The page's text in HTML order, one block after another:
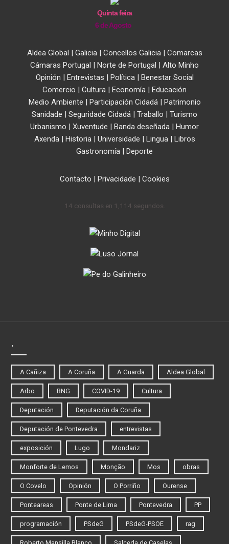
Quinta feira
6 de Agosto
Aldea Global | Galicia| Concellos Galicia| Comarcas
Cámaras Portugal | Norte de Portugal | Alto Minho
Opinión | Entrevistas | Política| Benestar Social
Comercio | Cultura | Economía | Educación
Medio Ambiente | Participación Cidadá| Patrimonio
Sanidade | Seguridade Cidadá | Traballo | Turismo
Urbanismo | Xuventude | Banda deseñada | Humor
Axenda| Historia| Universidade | Lingua| Libros
Gastronomía | Deporte
Contacto | Privacidade | Cookies
14 consultas en 1,114 segundos.
.
A Cañiza A Coruña A Guarda Aldea Global
Arbo BNG COVID-19 Cultura
Deputación Deputación da Coruña
Deputación de Pontevedra entrevistas
exposición Lugo Mondariz
Monforte de Lemos Monção Mos obras
O Covelo Opinión O Porriño Ourense
Ponteareas Ponte de Lima Pontevedra PP
programación PSdeG PSdeG-PSOE rag